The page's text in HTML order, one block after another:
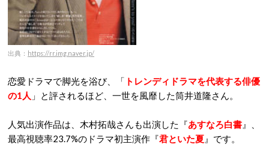
出典： https://rr.img.naver.jp/
恋愛ドラマで脚光を浴び、「 トレンディドラマを代表する俳優
の1人 」と評されるほど、一世を風靡した筒井道隆さん。
人気出演作品は、木村拓哉さんも出演した『あすなろ白書 』、
最高視聴率23.7%のドラマ初主演作『君といた夏 』です。